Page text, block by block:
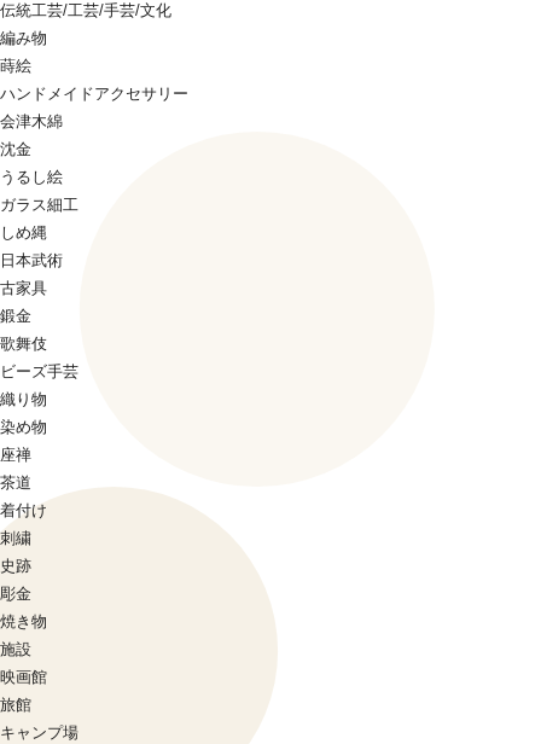
伝統工芸/工芸/手芸/文化
編み物
蒔絵
ハンドメイドアクセサリー
会津木綿
沈金
うるし絵
ガラス細工
しめ縄
日本武術
古家具
鍛金
歌舞伎
ビーズ手芸
織り物
染め物
座禅
茶道
着付け
刺繍
史跡
彫金
焼き物
施設
映画館
旅館
キャンプ場